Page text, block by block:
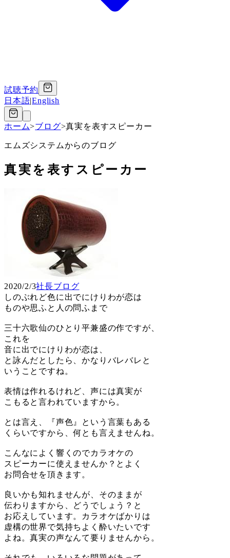
試聴予約
日本語|English
ホーム>ブログ>真実を表すスピーカー
エムズシステムからのブログ
真実を表すスピーカー
2020/2/3社長ブログ
しのぶれど色に出でにけりわが恋は
ものや思ふと人の問ふまで
三十六歌仙のひとり平兼盛の作ですが、
これを
音に出でにけりわが恋は、
と詠んだとしたら、かなりバレバレと
いうことですね。
表情は作れるけれど、声には真実が
こもると言われていますから。
とは言え、『声色』という言葉もある
くらいですから、何とも言えませんね。
こんなによく響くのでカラオケの
スピーカーに使えませんか？とよく
お問合せを頂きます。
良いかも知れませんが、そのままが
伝わりますから、どうでしょう？と
お応えしています。カラオケばかりは
虚構の世界で気持ちよく酔いたいです
よね。真実の声なんて要りませんから。